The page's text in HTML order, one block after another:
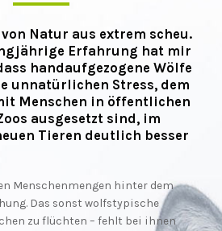
Natur aus extrem scheu.
Erfahrung hat mir
handaufgezogene Wölfe
unnatürlichen Stress, dem
Menschen in öffentlichen
ausgesetzt sind, im
Tieren deutlich besser
Menschenmengen hinter dem
Das sonst wolfstypische
zu flüchten – fehlt bei ihnen